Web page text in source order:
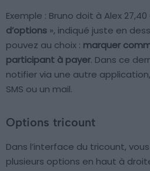
Exemple : Bruno doit à Alex 27,40
d’options », indiqué juste en
pouvez au choix : marquer
participant à payer. Dans ce
notifier via une autre
SMS ou un mail.
Options tricount
Dans l’interface du tricount,
plusieurs options en haut à